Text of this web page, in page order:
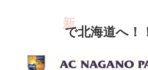
新
で北海道へ！